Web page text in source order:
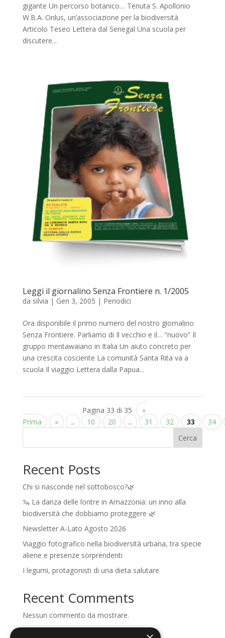
gigante Un percorso botanico… Tenuta S. Apollonio
W.B.A. Onlus, un’associazione per la biodiversità
Articolo Teseo Lettera dal Senegal Una scuola per
discutere...
Leggi il giornalino Senza Frontiere n. 1/2005
da silvia | Gen 3, 2005 | Periodici
Ora disponibile il primo numero del nostro giornalino
Senza Frontiere. Parliamo di Il vecchio e il… “nuovo” Il
gruppo mentawaiano in Italia Un aiuto concreto per
una crescita cosciente La comunità Santa Rita va a
scuola Il viaggio Lettera dalla Papua...
Pagina 33 di 35
«
Prima
« ... 10 20 ... 31 32 33
34
Cerca
Recent Posts
Chi si nasconde nel sottobosco?🌿
🦦 La danza delle lontre in Amazzonia: un inno alla
biodiversità che dobbiamo proteggere 🌿
Newsletter A-Lato Agosto 2026
Viaggio fotografico nella biodiversità urbana, tra specie
aliene e presenze sorprendenti
I legumi, protagonisti di una dieta salutare
Recent Comments
Nessun commento da mostrare.